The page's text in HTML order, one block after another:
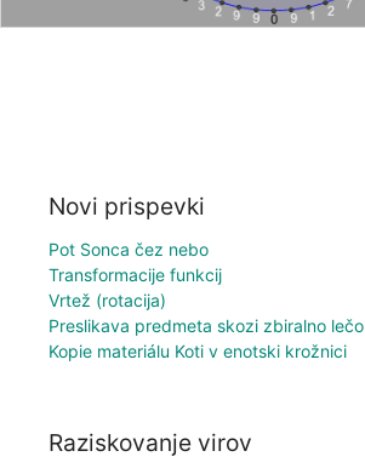
Novi prispevki
Pot Sonca čez nebo
Transformacije funkcij
Vrtež (rotacija)
Preslikava predmeta skozi zbiralno lečo
Kopie materiálu Koti v enotski krožnici
Raziskovanje virov